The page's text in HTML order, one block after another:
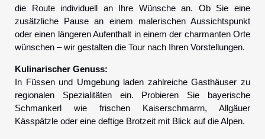
die Route individuell an Ihre Wünsche an. Ob Sie eine
zusätzliche Pause an einem malerischen Aussichtspunkt
oder einen längeren Aufenthalt in einem der charmanten Orte
wünschen – wir gestalten die Tour nach Ihren Vorstellungen.
Kulinarischer Genuss:
In Füssen und Umgebung laden zahlreiche Gasthäuser zu
regionalen Spezialitäten ein. Probieren Sie bayerische
Schmankerl wie frischen Kaiserschmarrn, Allgäuer
Kässpätzle oder eine deftige Brotzeit mit Blick auf die Alpen.